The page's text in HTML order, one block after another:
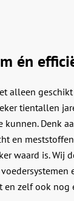
én
alleen
tientallen
Denk
en
waard is. Wij
zelf ook